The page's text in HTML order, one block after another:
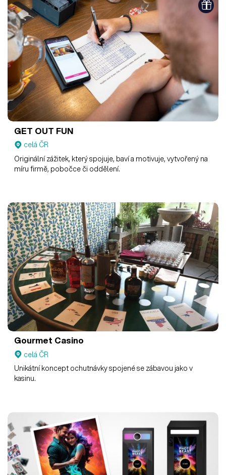
GET OUT FUN
celá ČR
Originální zážitek, který spojuje, baví a motivuje, vytvořený na
míru firmě, pobočce či oddělení.
Gourmet Casino
celá ČR
Unikátní koncept ochutnávky spojené se zábavou jako v
kasinu.